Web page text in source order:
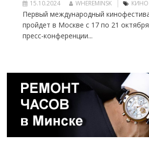
15.10.2024 WHEREMINSK КИНО
Первый международный
пройдет в Москве с 17 по 21
пресс-конференции...